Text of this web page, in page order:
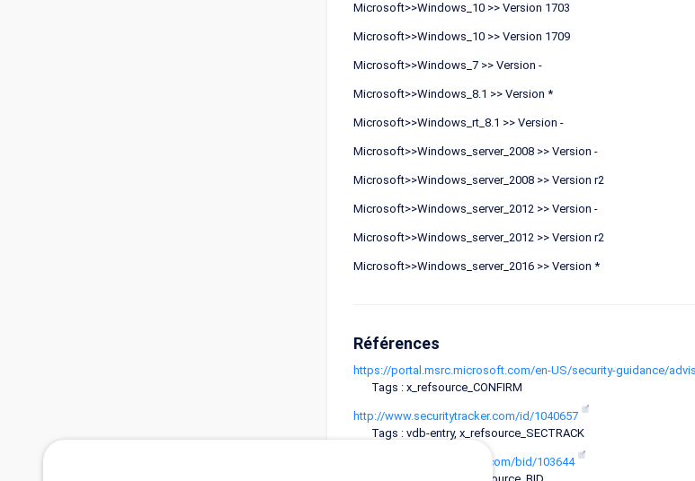
Microsoft>>Windows_10 >> Version 1703
Microsoft>>Windows_10 >> Version 1709
Microsoft>>Windows_7 >> Version -
Microsoft>>Windows_8.1 >> Version *
Microsoft>>Windows_rt_8.1 >> Version -
Microsoft>>Windows_server_2008 >> Version -
Microsoft>>Windows_server_2008 >> Version r2
Microsoft>>Windows_server_2012 >> Version -
Microsoft>>Windows_server_2012 >> Version r2
Microsoft>>Windows_server_2016 >> Version *
Références
https://portal.msrc.microsoft.com/en-US/security-guidance/
Tags : x_refsource_CONFIRM
http://www.securitytracker.com/id/1040657
Tags : vdb-entry, x_refsource_SECTRACK
http://www.securityfocus.com/bid/103644
Tags : vdb-entry, x_refsource_BID